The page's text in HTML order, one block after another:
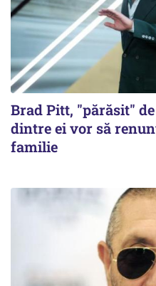
Brad Pitt, "părăsit"
dintre ei vor să
familie